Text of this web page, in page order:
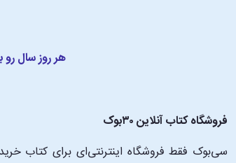
هر روز سال
فروشگاه کتاب آنلاین ۳۰بوک
سی‌بوک فقط فروشگاه اینترنتی‌ای برای کتاب